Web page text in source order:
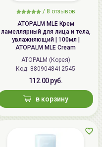
/ 8 отзывов
ATOPALM MLE Крем
ламеллярный для лица и тела,
увлажняющий | 100мл |
ATOPALM MLE Cream
ATOPALM (Корея)
Код: 8809048412545
112.00 руб.
в корзину